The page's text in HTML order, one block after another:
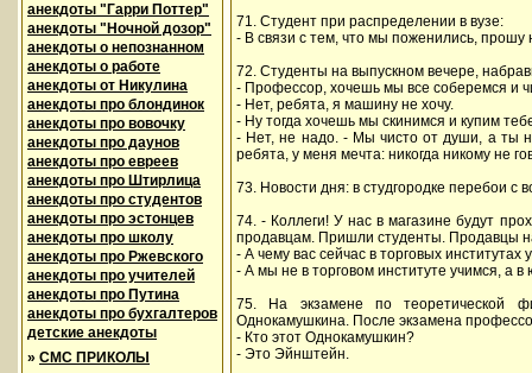
анекдоты "Гарри Поттер"
анекдоты "Ночной дозор"
анекдоты о непознанном
анекдоты о работе
анекдоты от Никулина
анекдоты про блондинок
анекдоты про вовочку
анекдоты про даунов
анекдоты про евреев
анекдоты про Штирлица
анекдоты про студентов
анекдоты про эстонцев
анекдоты про школу
анекдоты про Ржевского
анекдоты про учителей
анекдоты про Путина
анекдоты про бухгалтеров
детские анекдоты
» СМС ПРИКОЛЫ
71. Студент при распределении в вузе:
- В связи с тем, что мы поженились, прошу
72. Студенты на выпускном вечере,
- Профессор, хочешь мы все соберемся и
- Нет, ребята, я машину не хочу.
- Ну тогда хочешь мы скинимся и купим
- Нет, не надо. - Мы чисто от души, а ты
ребята, у меня мечта: никогда никому не
73. Новости дня: в студгородке перебои
74. - Коллеги! У нас в магазине будут
продавцам. Пришли студенты. Продавцы
- А чему вас сейчас в торговых институтах
- А мы не в торговом институте учимся, а в
75. На экзамене по теоретической
Однокамушкина. После экзамена
- Кто этот Однокамушкин?
- Это Эйнштейн.